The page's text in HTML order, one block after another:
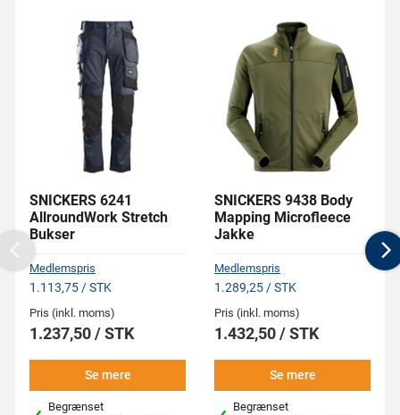
SNICKERS 6241
AllroundWork Stretch
Bukser
Medlemspris
1.113,75 / STK
Pris (inkl. moms)
1.237,50 / STK
Se mere
Begrænset
SNICKERS 9438 Body
Mapping Microfleece
Jakke
Medlemspris
1.289,25 / STK
Pris (inkl. moms)
1.432,50 / STK
Se mere
Begrænset
Previous